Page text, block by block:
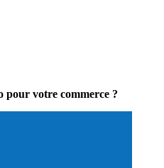
pour votre commerce ?